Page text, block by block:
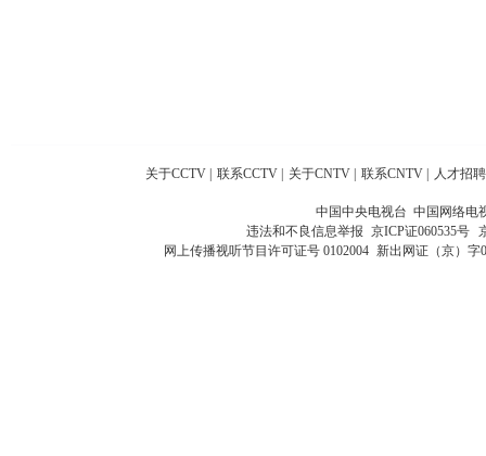
关于CCTV 联系CCTV 关于CNTV 联系CNTV 人才招聘
中国中央电视台 中国网络电
违法和不良信息举报 京ICP证060535号
网上传播视听节目许可证号 0102004 新出网证（京）